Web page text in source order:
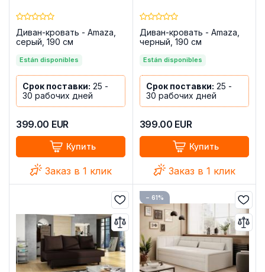
Диван-кровать - Amaza,
серый, 190 см
Están disponibles
Срок поставки: 25 -
30 рабочих дней
399.00 EUR
Купить
Заказ в 1 клик
Диван-кровать - Amaza,
черный, 190 см
Están disponibles
Срок поставки: 25 -
30 рабочих дней
399.00 EUR
Купить
Заказ в 1 клик
− 61%